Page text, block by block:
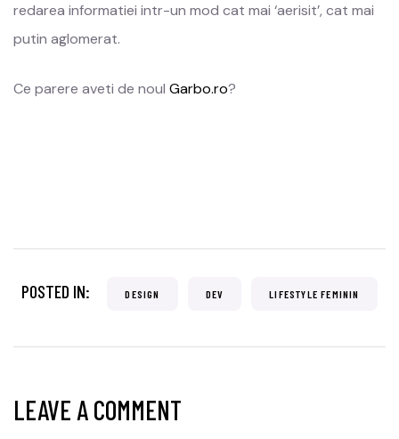
redarea informatiei intr-un mod cat mai ‘aerisit’, cat mai
putin aglomerat.
Ce parere aveti de noul Garbo.ro?
POSTED IN: DESIGN DEV LIFESTYLE FEMININ
LEAVE A COMMENT